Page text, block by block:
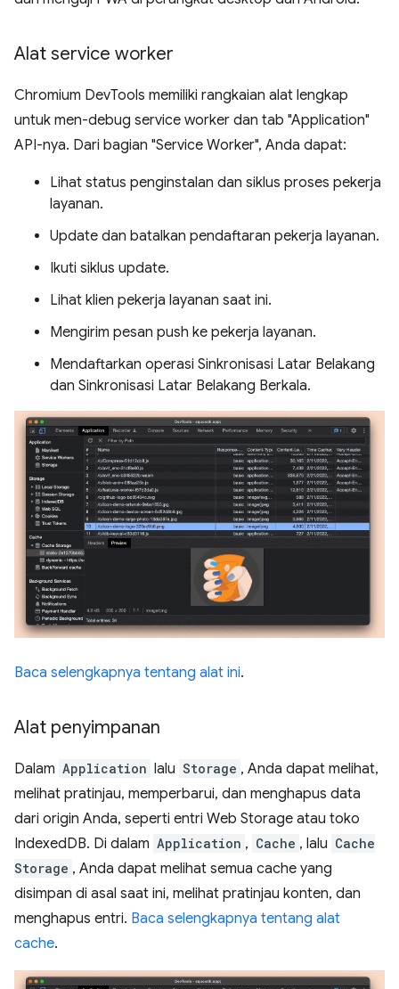
Alat service worker
Chromium DevTools memiliki rangkaian alat lengkap
untuk men-debug service worker dan tab "Application"
API-nya. Dari bagian "Service Worker", Anda dapat:
Lihat status penginstalan dan siklus proses pekerja
layanan.
Update dan batalkan pendaftaran pekerja layanan.
Ikuti siklus update.
Lihat klien pekerja layanan saat ini.
Mengirim pesan push ke pekerja layanan.
Mendaftarkan operasi Sinkronisasi Latar Belakang
dan Sinkronisasi Latar Belakang Berkala.
Baca selengkapnya tentang alat ini.
Alat penyimpanan
Dalam Application lalu Storage , Anda dapat melihat,
melihat pratinjau, memperbarui, dan menghapus data
dari origin Anda, seperti entri Web Storage atau toko
IndexedDB. Di dalam Application , Cache , lalu Cache
Storage , Anda dapat melihat semua cache yang
disimpan di asal saat ini, melihat pratinjau konten, dan
menghapus entri. Baca selengkapnya tentang alat
cache.